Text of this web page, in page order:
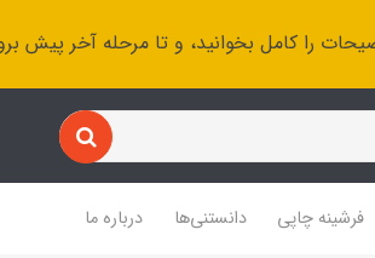
را کامل بخوانید، و تا مرحله آخر پیش
فرشینه چاپی دانستنی‌ها درباره ما